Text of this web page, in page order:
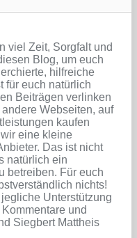
viel Zeit, Sorgfalt und
Blog, um euch
hilfreiche
für euch natürlich
Beiträgen verlinken
Webseiten, auf
kaufen
eine kleine
Das ist nicht
natürlich ein
betreiben. Für euch
nichts!
Unterstützung
und
Siegbert Mattheis